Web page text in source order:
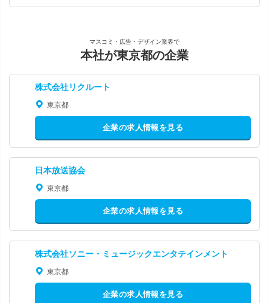
マスコミ・広告・デザイン業界で
本社が東京都の企業
株式会社リクルート
東京都
企業の求人情報を見る
日本放送協会
東京都
企業の求人情報を見る
株式会社ソニー・ミュージックエンタテインメント
東京都
企業の求人情報を見る